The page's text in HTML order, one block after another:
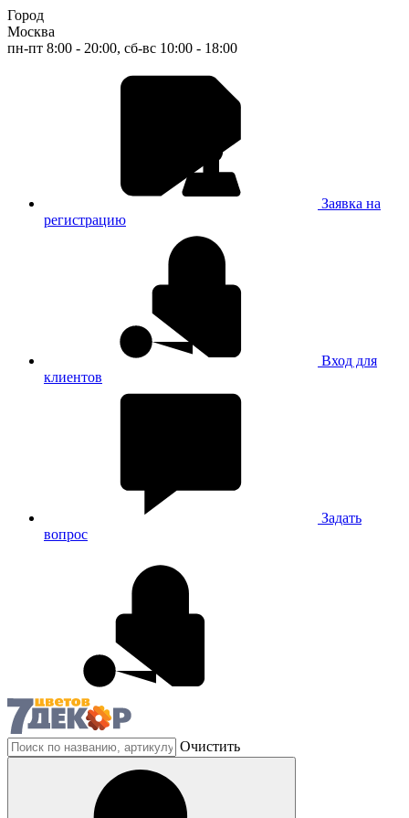
Город
Москва
пн-пт 8:00 - 20:00, сб-вс 10:00 - 18:00
Заявка на
регистрацию
Вход для
клиентов
Задать
вопрос
Очистить